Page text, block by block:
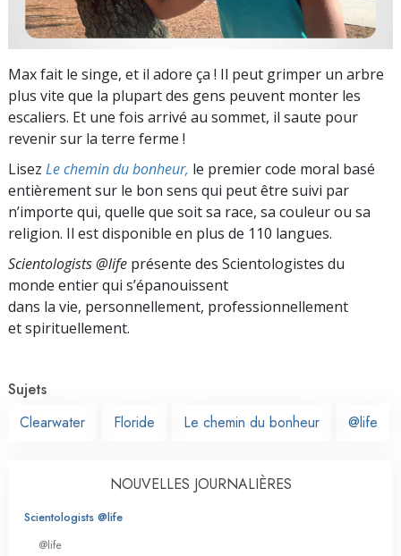
Max fait le singe, et il adore ça ! Il peut grimper un arbre
plus vite que la plupart des gens peuvent monter les
escaliers. Et une fois arrivé au sommet, il saute pour
revenir sur la terre ferme !
Lisez Le chemin du bonheur, le premier code moral basé
entièrement sur le bon sens qui peut être suivi par
n’importe qui, quelle que soit sa race, sa couleur ou sa
religion. Il est disponible en plus de 110 langues.
Scientologists @life présente des Scientologistes du
monde entier qui s’épanouissent
dans la vie, personnellement, professionnellement
et spirituellement.
Sujets
Clearwater
Floride Le chemin du bonheur @life
NOUVELLES JOURNALIÈRES
Scientologists @life
@life